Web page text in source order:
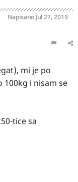
Napisano Jul 27, 2019
mi je po
i nisam se
tice sa